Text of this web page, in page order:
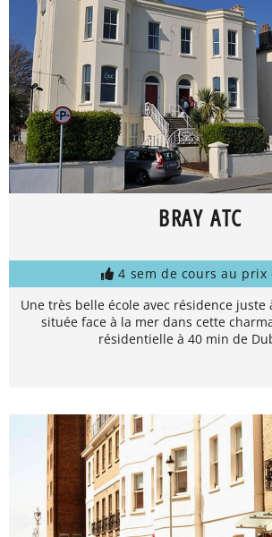
BRAY ATC
4 sem de cours au prix
Une très belle école avec résidence juste
située face à la mer dans cette
résidentielle à 40 min de